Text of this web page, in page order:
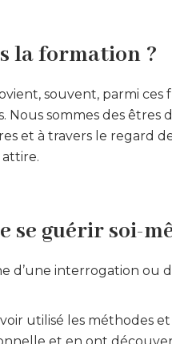
la formation ?
souvent, parmi ces
Nous sommes des êtres
et à travers le regard
se guérir soi-
d’une interrogation ou
utilisé les méthodes